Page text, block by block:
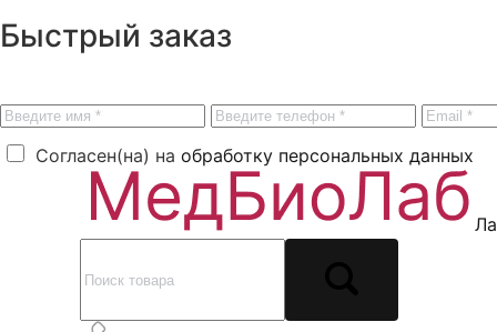
Быстрый заказ
Согласен(на) на обработку персональных данных